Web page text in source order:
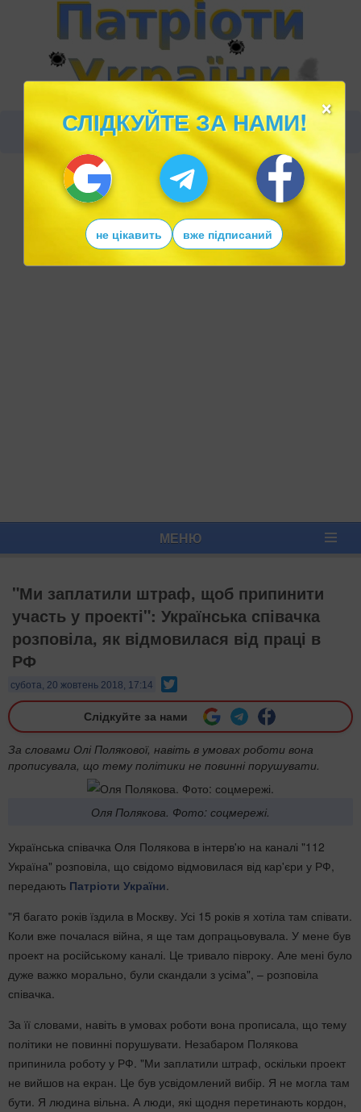
МЕНЮ
"Ми заплатили штраф, щоб припинити
участь у проекті": Українська співачка
розповіла, як відмовилася від праці в
РФ
субота, 20 жовтень 2018, 17:14
Слідкуйте за нами
За словами Олі Полякової, навіть в умовах роботи вона
прописувала, що тему політики не повинні порушувати.
Оля Полякова. Фото: соцмережі.
Українська співачка Оля Полякова в інтерв'ю на каналі "112
Україна" розповіла, що свідомо відмовилася від кар'єри у РФ,
передають Патріоти України.
"Я багато років їздила в Москву. Усі 15 років я хотіла там співати.
Коли вже почалася війна, я ще там допрацьовувала. У мене був
проект на російському каналі. Це тривало півроку. Але мені було
дуже важко морально, були скандали з усіма", – розповіла
співачка.
За її словами, навіть в умовах роботи вона прописала, що тему
політики не повинні порушувати. Незабаром Полякова
припинила роботу у РФ. "Ми заплатили штраф, оскільки проект
не вийшов на екран. Це був усвідомлений вибір. Я не могла там
бути. Я людина вільна. А люди, які щодня перетинають кордон,
×
СЛІДКУЙТЕ ЗА НАМИ!
не цікавить вже підписаний